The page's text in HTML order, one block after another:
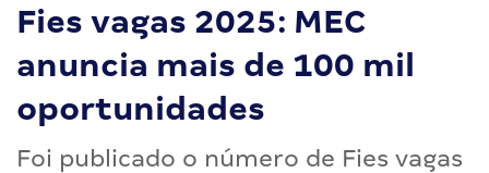
Fies vagas 2025: MEC
anuncia mais de 100 mil
oportunidades
Foi publicado o número de Fies vagas